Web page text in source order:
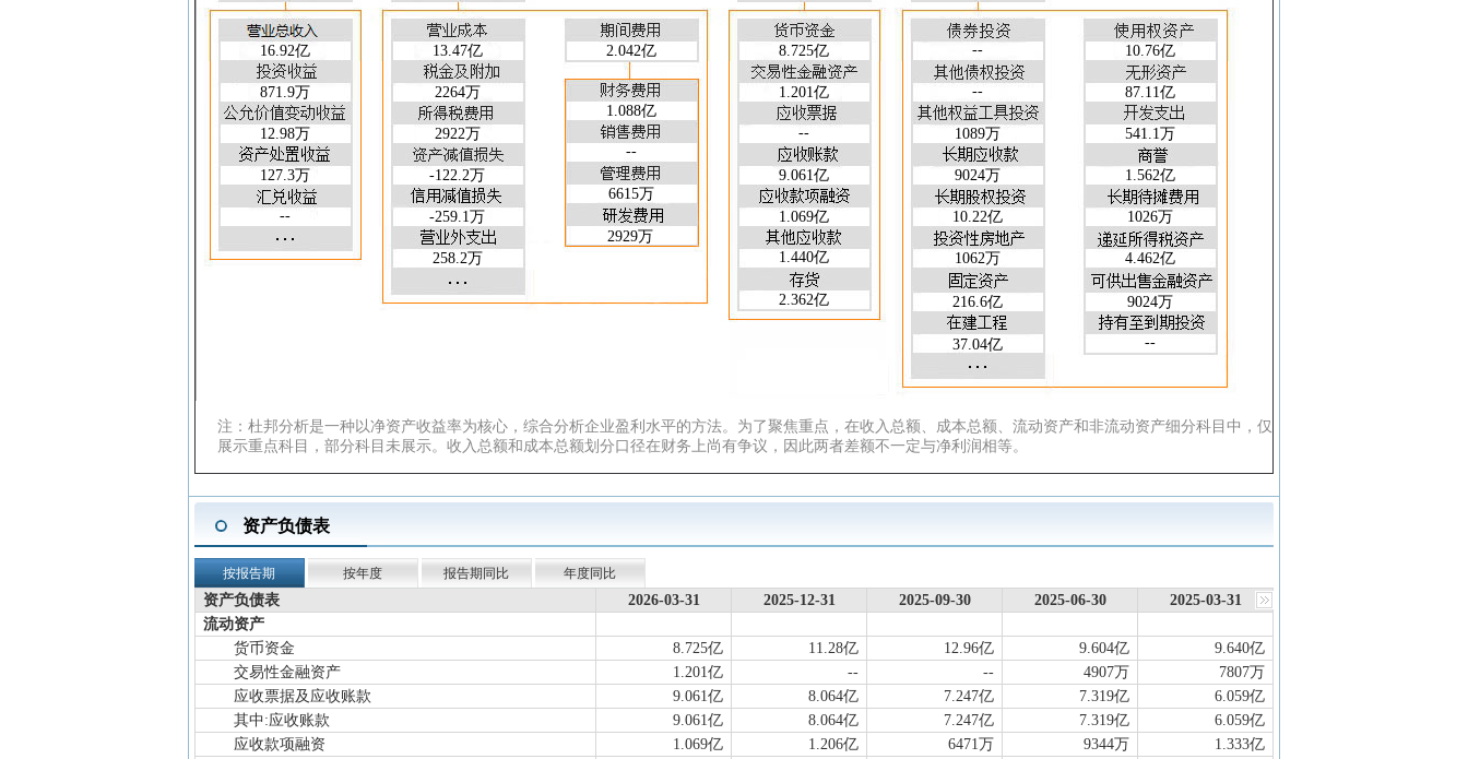
速动比率
0.343 0.341 0.296 0.272 0.282 0.264 0.343 0.334
0.364
现金流量比率
0.035 0.226 0.171 0.091 0.026 0.228 0.221 0.153
0.042
资产负债率(%)
60.00 59.87 59.13 59.45 59.59 60.32 59.56 59.90
59.96
权益乘数
2.500 2.492 2.447 2.466 2.475 2.520 2.473 2.494
2.498
产权比率
1.492 1.466 1.520 1.473 1.494
营运能力指标
25-12-31 25-06-30 24-12-31 24-06-30
总资产周转天数(天)
1855 1912 1965 1695 1721
存货周转天数(天)
26.46 22.28 27.81 28.02 29.42 20.90 21.31 20.89
20.96
应收账款周转天数(天)
45.54 31.90 31.08 32.16 29.24 23.38 26.27 24.40
26.64
总资产周转率(次)
0.042 0.194 0.141 0.092 0.045 0.212 0.159 0.105
0.051
存货周转率(次)
3.401 9.709 6.423 3.059 17.22 12.67 8.617
4.294
5.598 15.40 7.376 3.379
16.92亿 13.47亿 2.042亿 8.725亿 -- 10.76亿
871.9万 2264万 1.201亿 -- 87.11亿
12.98万 2922万
1.088亿
--
1089万 541.1万
127.3万 -122.2万
--
9.061亿
9024万 1.562亿
-- -259.1万
6615万
1.069亿
10.22亿 1026万
258.2万
2929万
1.440亿
1062万 4.462亿
2.362亿 216.6亿 9024万
37.04亿 --
注：杜邦分析是一种以净资产收益率为核心，综合分析企业盈利水平的方法。为了聚焦重点，在收入总额、成本总额、流动资产和非流动资产细分科目中，仅
展示重点科目，部分科目未展示。收入总额和成本总额划分口径在财务上尚有争议，因此两者差额不一定与净利润相等。
资产负债表
按报告期 按年度 报告期同比 年度同比
资产负债表 2026-03-31 2025-12-31 2025-09-30 2025-06-30
2025-03-31
流动资产
货币资金
8.725亿 11.28亿 12.96亿 9.604亿
9.640亿
交易性金融资产
1.201亿 -- -- 4907万
7807万
应收票据及应收账款
9.061亿 8.064亿 7.247亿 7.319亿
6.059亿
其中:应收账款
9.061亿 8.064亿 7.247亿 7.319亿
6.059亿
应收款项融资
1.069亿 1.206亿 6471万 9344万
1.333亿